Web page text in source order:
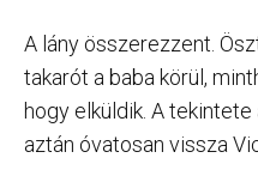
A lány összerezzent.
takarót a baba körül,
hogy elküldik. A
aztán óvatosan vissza